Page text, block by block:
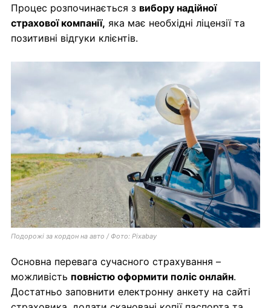
Процес розпочинається з вибору надійної
страхової компанії, яка має необхідні ліцензії та
позитивні відгуки клієнтів.
Подорожі за кордон на авто / Фото: Pixabay
Основна перевага сучасного страхування –
можливість повністю оформити поліс онлайн.
Достатньо заповнити електронну анкету на сайті